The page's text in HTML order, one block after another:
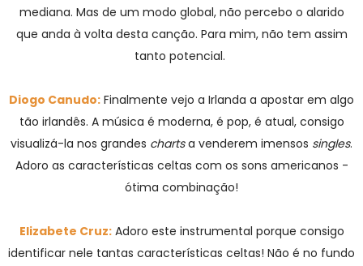
mediana. Mas de um modo global, não percebo o alarido
que anda à volta desta canção. Para mim, não tem assim
tanto potencial.
Diogo Canudo: Finalmente vejo a Irlanda a apostar em algo
tão irlandês. A música é moderna, é pop, é atual, consigo
visualizá-la nos grandes chartsa venderem imensos singles.
Adoro as características celtas com os sons americanos -
ótima combinação!
Elizabete Cruz:Adoro este instrumental porque consigo
identificar nele tantas características celtas! Não é no fundo